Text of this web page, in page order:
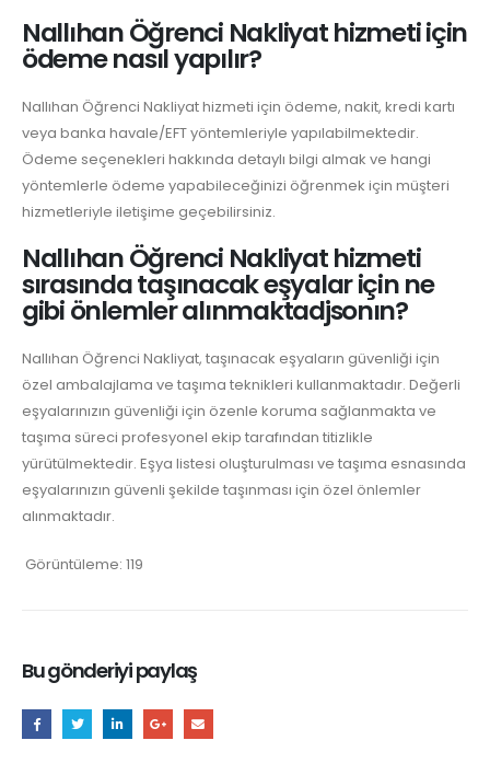
Nallıhan Öğrenci Nakliyat hizmeti için
ödeme nasıl yapılır?
Nallıhan Öğrenci Nakliyat hizmeti için ödeme, nakit, kredi kartı
veya banka havale/EFT yöntemleriyle yapılabilmektedir.
Ödeme seçenekleri hakkında detaylı bilgi almak ve hangi
yöntemlerle ödeme yapabileceğinizi öğrenmek için müşteri
hizmetleriyle iletişime geçebilirsiniz.
Nallıhan Öğrenci Nakliyat hizmeti
sırasında taşınacak eşyalar için ne
gibi önlemler alınmaktadjsonın?
Nallıhan Öğrenci Nakliyat, taşınacak eşyaların güvenliği için
özel ambalajlama ve taşıma teknikleri kullanmaktadır. Değerli
eşyalarınızın güvenliği için özenle koruma sağlanmakta ve
taşıma süreci profesyonel ekip tarafından titizlikle
yürütülmektedir. Eşya listesi oluşturulması ve taşıma esnasında
eşyalarınızın güvenli şekilde taşınması için özel önlemler
alınmaktadır.
Görüntüleme: 119
Bu gönderiyi paylaş